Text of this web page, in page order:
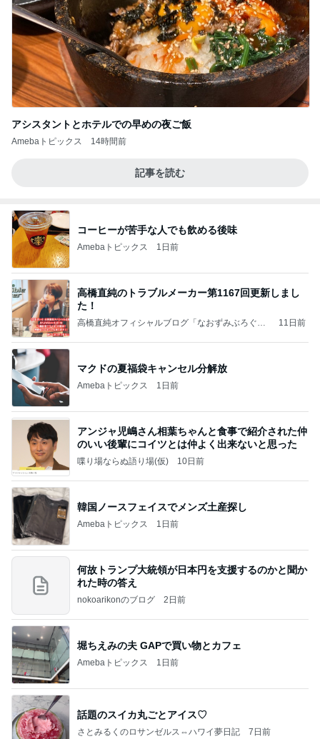
アシスタントとホテルでの早めの夜ご飯
Amebaトピックス 14時間前
記事を読む
コーヒーが苦手な人でも飲める後味
Amebaトピックス 1日前
高橋直純のトラブルメーカー第1167回更新しまし
た！
高橋直純オフィシャルブログ「なおずみぶろぐ」
11日前
マクドの夏福袋キャンセル分解放
Amebaトピックス 1日前
アンジャ児嶋さん相葉ちゃんと食事で紹介された仲
のいい後輩にコイツとは仲よく出来ないと思った
喋り場ならぬ語り場(仮) 10日前
韓国ノースフェイスでメンズ土産探し
Amebaトピックス 1日前
何故トランプ大統領が日本円を支援するのかと聞か
れた時の答え
nokoarikonのブログ 2日前
堀ちえみの夫 GAPで買い物とカフェ
Amebaトピックス 1日前
話題のスイカ丸ごとアイス♡
さとみるくのロサンゼルス⇔ハワイ夢日記 7日前